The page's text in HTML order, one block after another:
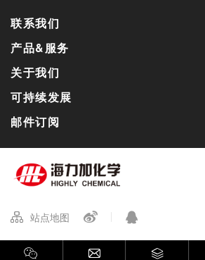
联系我们
产品&服务
关于我们
可持续发展
邮件订阅
站点地图